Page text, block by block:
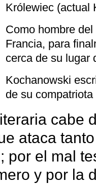
Królewiec (actual
Como hombre
Francia, para
cerca de su lugar
Kochanowski
de su compatriota
cabe
ataca
por el mal
y por la